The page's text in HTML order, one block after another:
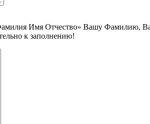
Имя Отчество» Вашу Фамилию,
к заполнению!